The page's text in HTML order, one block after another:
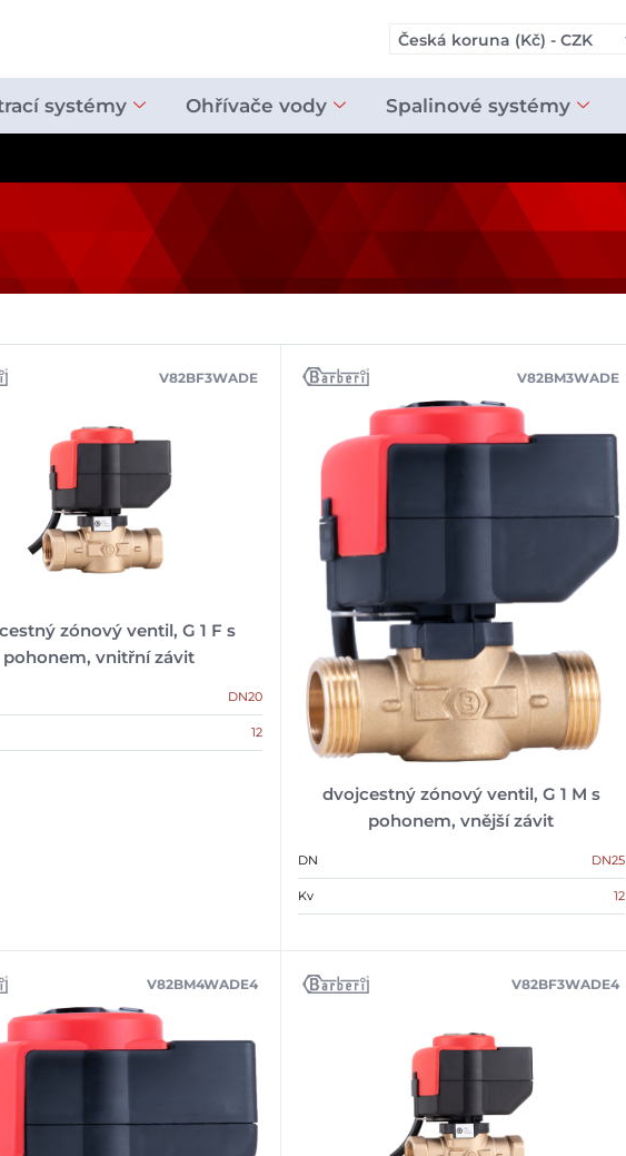
Česká koruna (Kč) - CZK
systémy Ohřívače vody Spalinové systémy
zónový ventil, G 1 F s
pohonem, vnitřní závit
V82BF3WADE
DN20
12
dvojcestný zónový ventil, G 1 M s
pohonem, vnější závit
V82BM3WADE
DN DN25
Kv 12
V82BM4WADE4 V82BF3WADE4